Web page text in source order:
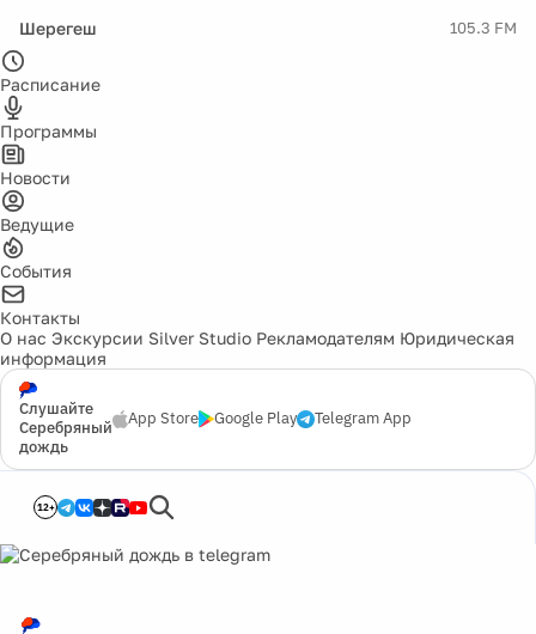
Шерегеш 105.3 FM
Расписание
Программы
Новости
Ведущие
События
Контакты
О нас Экскурсии Silver Studio Рекламодателям Юридическая
информация
Слушайте
Серебряный
дождь
App Store Google Play Telegram App
12+